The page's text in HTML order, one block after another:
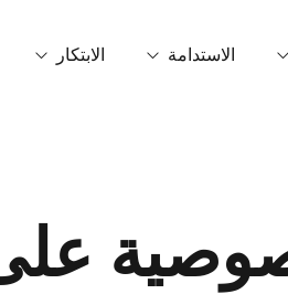
الاستدامة الابتكار
التكنولوجيا الذكية
مادة NPK غير قابلة للذوبان في الماء